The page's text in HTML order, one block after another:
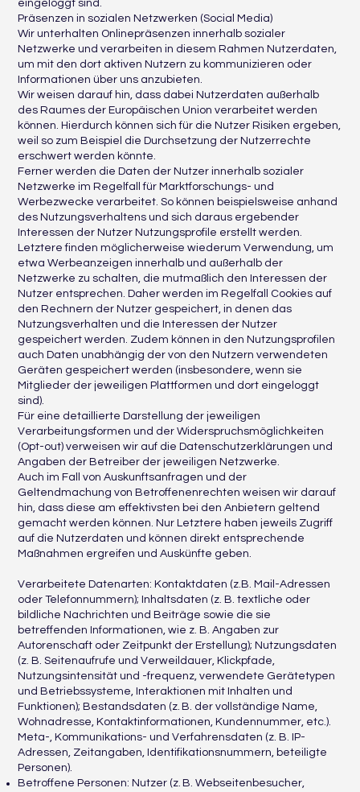
eingeloggt sind.
Präsenzen in sozialen Netzwerken (Social Media)
Wir unterhalten Onlinepräsenzen innerhalb sozialer
Netzwerke und verarbeiten in diesem Rahmen Nutzerdaten,
um mit den dort aktiven Nutzern zu kommunizieren oder
Informationen über uns anzubieten.
Wir weisen darauf hin, dass dabei Nutzerdaten außerhalb
des Raumes der Europäischen Union verarbeitet werden
können. Hierdurch können sich für die Nutzer Risiken ergeben,
weil so zum Beispiel die Durchsetzung der Nutzerrechte
erschwert werden könnte.
Ferner werden die Daten der Nutzer innerhalb sozialer
Netzwerke im Regelfall für Marktforschungs- und
Werbezwecke verarbeitet. So können beispielsweise anhand
des Nutzungsverhaltens und sich daraus ergebender
Interessen der Nutzer Nutzungsprofile erstellt werden.
Letztere finden möglicherweise wiederum Verwendung, um
etwa Werbeanzeigen innerhalb und außerhalb der
Netzwerke zu schalten, die mutmaßlich den Interessen der
Nutzer entsprechen. Daher werden im Regelfall Cookies auf
den Rechnern der Nutzer gespeichert, in denen das
Nutzungsverhalten und die Interessen der Nutzer
gespeichert werden. Zudem können in den Nutzungsprofilen
auch Daten unabhängig der von den Nutzern verwendeten
Geräten gespeichert werden (insbesondere, wenn sie
Mitglieder der jeweiligen Plattformen und dort eingeloggt
sind).
Für eine detaillierte Darstellung der jeweiligen
Verarbeitungsformen und der Widerspruchsmöglichkeiten
(Opt-out) verweisen wir auf die Datenschutzerklärungen und
Angaben der Betreiber der jeweiligen Netzwerke.
Auch im Fall von Auskunftsanfragen und der
Geltendmachung von Betroffenenrechten weisen wir darauf
hin, dass diese am effektivsten bei den Anbietern geltend
gemacht werden können. Nur Letztere haben jeweils Zugriff
auf die Nutzerdaten und können direkt entsprechende
Maßnahmen ergreifen und Auskünfte geben.
Verarbeitete Datenarten: Kontaktdaten (z.B. Mail-Adressen
oder Telefonnummern); Inhaltsdaten (z. B. textliche oder
bildliche Nachrichten und Beiträge sowie die sie
betreffenden Informationen, wie z. B. Angaben zur
Autorenschaft oder Zeitpunkt der Erstellung); Nutzungsdaten
(z. B. Seitenaufrufe und Verweildauer, Klickpfade,
Nutzungsintensität und -frequenz, verwendete Gerätetypen
und Betriebssysteme, Interaktionen mit Inhalten und
Funktionen); Bestandsdaten (z. B. der vollständige Name,
Wohnadresse, Kontaktinformationen, Kundennummer, etc.).
Meta-, Kommunikations- und Verfahrensdaten (z. B. IP-
Adressen, Zeitangaben, Identifikationsnummern, beteiligte
Personen).
Betroffene Personen: Nutzer (z. B. Webseitenbesucher,